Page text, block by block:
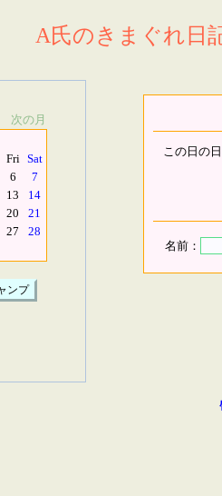
A氏のきまぐれ日
次の月
Fri Sat
6
7
13
14
20
21
27
28
この日の
名前：